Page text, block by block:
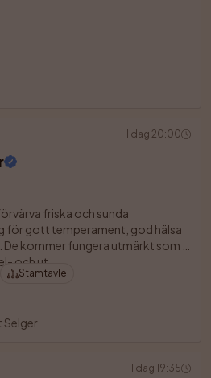
I dag 20:00
friska och sunda
för gott temperament, god hälsa
De kommer fungera utmärkt som
och ut
Stamtavle
Selger
I dag 19:35